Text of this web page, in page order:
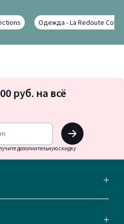
Одежда - La Redoute
на
руб. на всё
OK
дополнительную скидку